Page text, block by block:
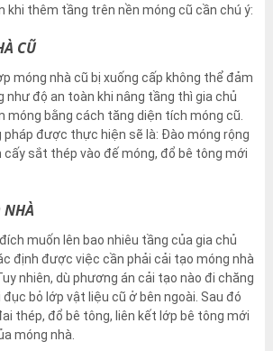
khi thêm tầng trên nền móng cũ cần chú ý:
CŨ
móng nhà cũ bị xuống cấp không thể đảm
như độ an toàn khi nâng tầng thì gia chủ
móng bằng cách tăng diện tích móng cũ.
pháp được thực hiện sẽ là: Đào móng rộng
cấy sắt thép vào đế móng, đổ bê tông mới
NHÀ
muốn lên bao nhiêu tầng của gia chủ
định được việc cần phải cải tạo móng nhà
nhiên, dù phương án cải tạo nào đi chăng
bỏ lớp vật liệu cũ ở bên ngoài. Sau đó
thép, đổ bê tông, liên kết lớp bê tông mới
móng nhà.